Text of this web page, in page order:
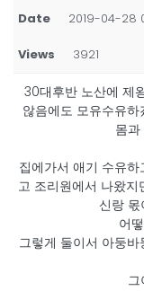
Date 2019-04-28
Views 3921
30대후반 노산에 제
않음에도 모유수유
몸
집에가서 애기 수유
고 조리원에서 나왔
신랑
어
그렇게 둘이서 아둥